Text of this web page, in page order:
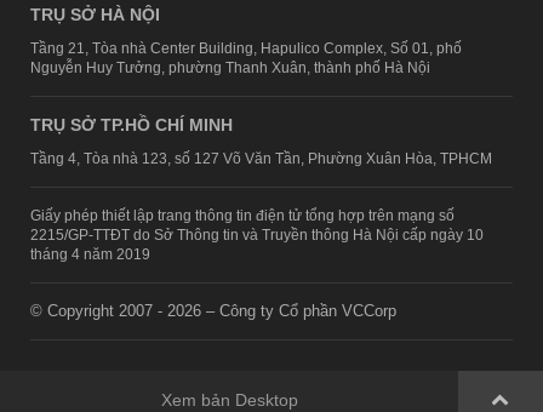
TRỤ SỞ HÀ NỘI
Tầng 21, Tòa nhà Center Building, Hapulico Complex, Số 01, phố
Nguyễn Huy Tưởng, phường Thanh Xuân, thành phố Hà Nội
TRỤ SỞ TP.HỒ CHÍ MINH
Tầng 4, Tòa nhà 123, số 127 Võ Văn Tần, Phường Xuân Hòa, TPHCM
Giấy phép thiết lập trang thông tin điện tử tổng hợp trên mạng số
2215/GP-TTĐT do Sở Thông tin và Truyền thông Hà Nội cấp ngày 10
tháng 4 năm 2019
© Copyright 2007 - 2026 – Công ty Cổ phần VCCorp
Xem bản Desktop